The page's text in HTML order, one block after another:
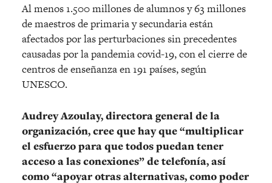
Al menos 1.500 millones de alumnos y 63 millones
de maestros de primaria y secundaria están
afectados por las perturbaciones sin precedentes
causadas por la pandemia covid-19, con el cierre de
centros de enseñanza en 191 países, según
UNESCO.
Audrey Azoulay, directora general de la
organización, cree que hay que “multiplicar
el esfuerzo para que todos puedan tener
acceso a las conexiones” de telefonía, así
como “apoyar otras alternativas, como poder